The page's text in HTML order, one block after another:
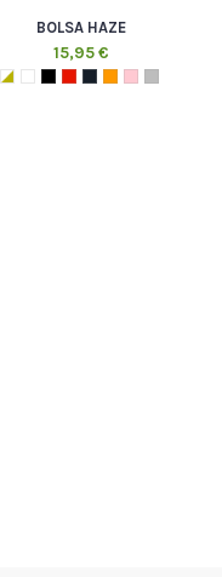
BOLSA HAZE
15,95 €